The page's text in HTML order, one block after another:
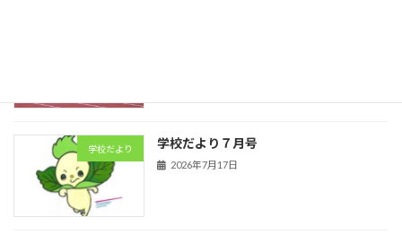
学校だより 学校だより７月号
2026年7月17日